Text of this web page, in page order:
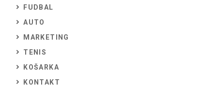
FUDBAL
AUTO
MARKETING
TENIS
KOŠARKA
KONTAKT